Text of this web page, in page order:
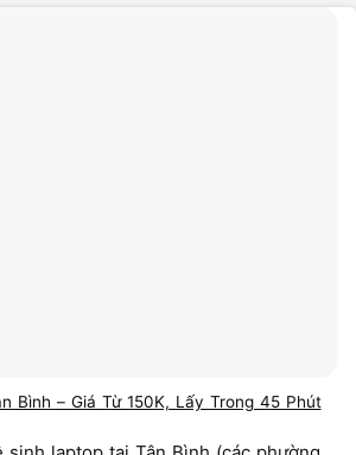
Bình – Giá Từ 150K, Lấy Trong 45 Phút